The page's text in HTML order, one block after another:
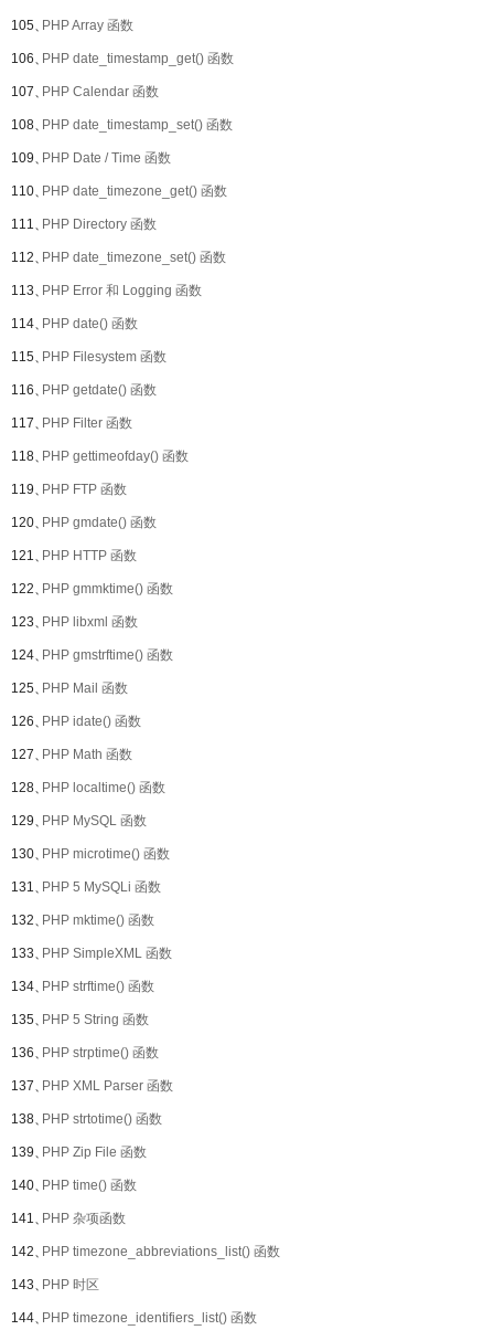
105、PHP Array 函数
106、PHP date_timestamp_get() 函数
107、PHP Calendar 函数
108、PHP date_timestamp_set() 函数
109、PHP Date / Time 函数
110、PHP date_timezone_get() 函数
111、PHP Directory 函数
112、PHP date_timezone_set() 函数
113、PHP Error 和 Logging 函数
114、PHP date() 函数
115、PHP Filesystem 函数
116、PHP getdate() 函数
117、PHP Filter 函数
118、PHP gettimeofday() 函数
119、PHP FTP 函数
120、PHP gmdate() 函数
121、PHP HTTP 函数
122、PHP gmmktime() 函数
123、PHP libxml 函数
124、PHP gmstrftime() 函数
125、PHP Mail 函数
126、PHP idate() 函数
127、PHP Math 函数
128、PHP localtime() 函数
129、PHP MySQL 函数
130、PHP microtime() 函数
131、PHP 5 MySQLi 函数
132、PHP mktime() 函数
133、PHP SimpleXML 函数
134、PHP strftime() 函数
135、PHP 5 String 函数
136、PHP strptime() 函数
137、PHP XML Parser 函数
138、PHP strtotime() 函数
139、PHP Zip File 函数
140、PHP time() 函数
141、PHP 杂项函数
142、PHP timezone_abbreviations_list() 函数
143、PHP 时区
144、PHP timezone_identifiers_list() 函数